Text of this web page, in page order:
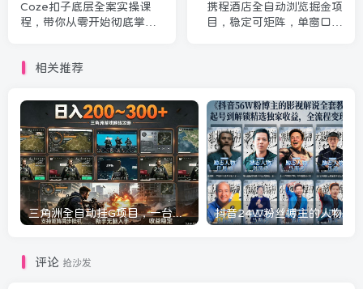
Coze扣子底层全案实操课
程，带你从零开始彻底掌握
携程酒店全自动浏览掘金项
目，稳定可矩阵，单窗口收
相关推荐
三角洲全自动挂G项目，一台电脑即可操作，防封稳账号，日收益300+，收益全程包回收，省心稳賺【揭秘】
评论 抢沙发